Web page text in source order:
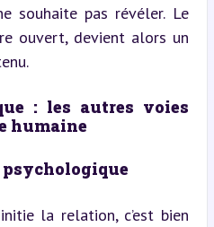
souhaite pas révéler. Le
ouvert, devient alors un
: les autres voies
humaine
la relation, c’est bien